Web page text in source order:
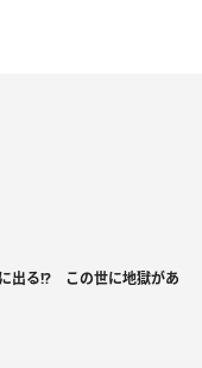
出る!? この世に地獄があ